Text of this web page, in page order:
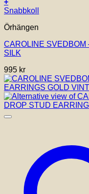
Snabbkoll
Örhängen
CAROLINE SVEDBOM
SILK
995 kr